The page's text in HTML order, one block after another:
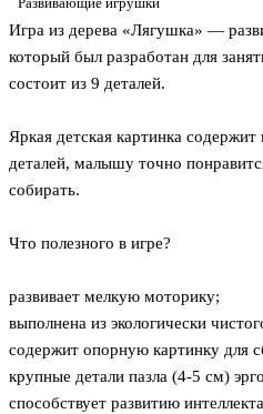
Игра из дерева «Лягушка» —
который был разработан для
состоит из 9 деталей.
Яркая детская картинка
деталей, малышу точно
собирать.
Что полезного в игре?
развивает мелкую моторику;
выполнена из экологически
содержит опорную картинку для
крупные детали пазла (4-5 см)
способствует развитию